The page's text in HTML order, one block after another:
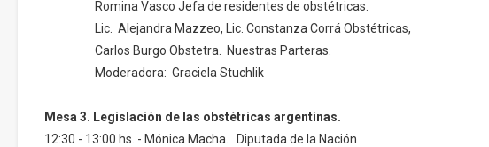
Romina Vasco Jefa de residentes de obstétricas.
Lic. Alejandra Mazzeo, Lic. Constanza Corrá Obstétricas,
Carlos Burgo Obstetra. Nuestras Parteras.
Moderadora: Graciela Stuchlik
Mesa 3. Legislación de las obstétricas argentinas.
12:30 - 13:00 hs. - Mónica Macha. Diputada de la Nación